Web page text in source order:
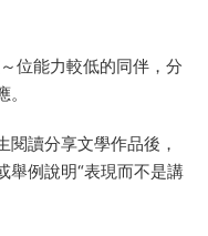
位能力較低的同伴，分
讀分享文學作品後，
舉例說明“表現而不是講